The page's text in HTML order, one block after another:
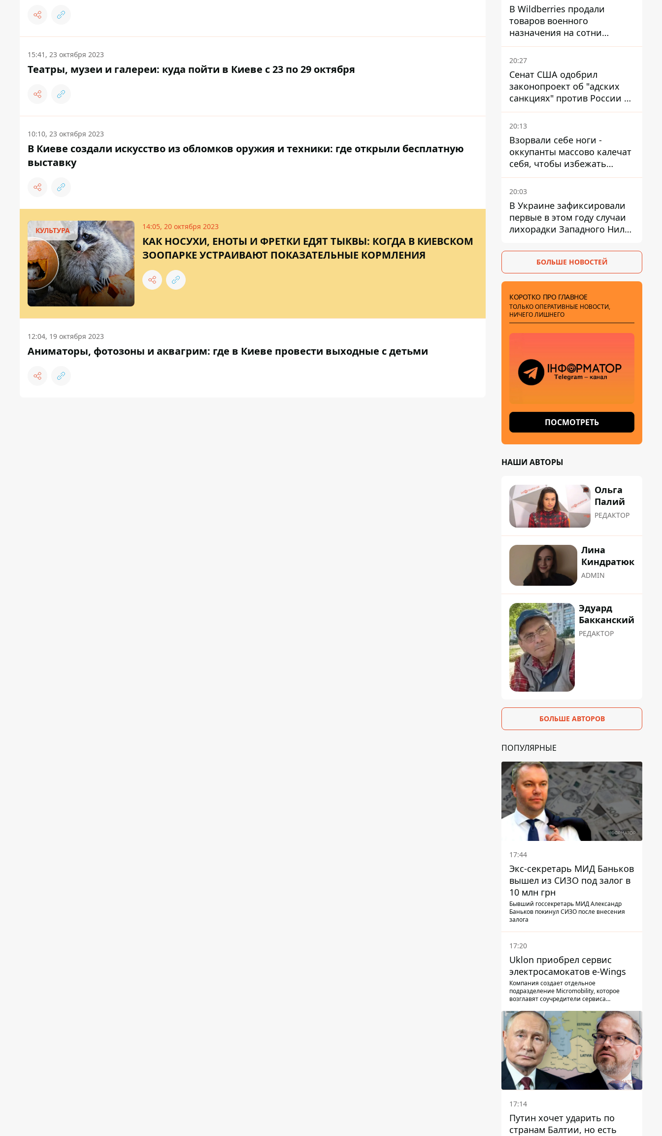
15:41, 23 октября 2023
Театры, музеи и галереи: куда пойти в Киеве с 23 по 29 октября
10:10, 23 октября 2023
В Киеве создали искусство из обломков оружия и техники: где открыли бесплатную
выставку
КУЛЬТУРА 14:05, 20 октября 2023
КАК НОСУХИ, ЕНОТЫ И ФРЕТКИ ЕДЯТ ТЫКВЫ: КОГДА В КИЕВСКОМ
ЗООПАРКЕ УСТРАИВАЮТ ПОКАЗАТЕЛЬНЫЕ КОРМЛЕНИЯ
12:04, 19 октября 2023
Аниматоры, фотозоны и аквагрим: где в Киеве провести выходные с детьми
В Wildberries продали
товаров военного
назначения на сотни
миллионов, но удары ВСУ
изменили ситуацию
20:27
Сенат США одобрил
законопроект об "адских
санкциях" против России и
Ирана
20:13
Взорвали себе ноги -
оккупанты массово калечат
себя, чтобы избежать
штурмов - ГУР
20:03
В Украине зафиксировали
первые в этом году случаи
лихорадки Западного Нила:
после укусов комаров
БОЛЬШЕ НОВОСТЕЙ
КОРОТКО ПРО ГЛАВНОЕ
ТОЛЬКО ОПЕРАТИВНЫЕ НОВОСТИ,
НИЧЕГО ЛИШНЕГО
ПОСМОТРЕТЬ
НАШИ АВТОРЫ
Ольга
Палий
РЕДАКТОР
Лина
Киндратюк
ADMIN
Эдуард
Бакканский
РЕДАКТОР
БОЛЬШЕ АВТОРОВ
ПОПУЛЯРНЫЕ
17:44
Экс-секретарь МИД Баньков
вышел из СИЗО под залог в
10 млн грн
Бывший госсекретарь МИД Александр
Баньков покинул СИЗО после внесения
залога
17:20
Uklon приобрел сервис
электросамокатов e-Wings
Компания создает отдельное
подразделение Micromobility, которое
возглавят соучредители сервиса
17:14
Путин хочет ударить по
странам Балтии, но есть